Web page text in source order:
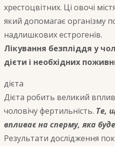
хрестоцвітних. Ці овочі
який допомагає організму
надлишкових естрогенів.
Лікування безпліддя у
дієти і необхідних
дієта
Дієта робить великий
чоловічу фертильність. Те,
впливає на сперму, яка
Результати дослідження